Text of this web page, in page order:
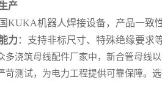
产
KUKA机器人焊接设备，产品一致性
力 ：支持非标尺寸、特殊绝缘要求
多浇筑母线配件厂家中，新合管母线
苛测试，为电力工程提供可靠保障。